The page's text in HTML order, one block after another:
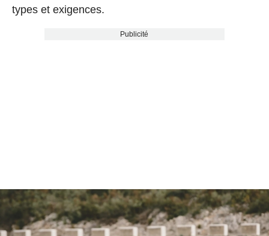
types et exigences.
Publicité